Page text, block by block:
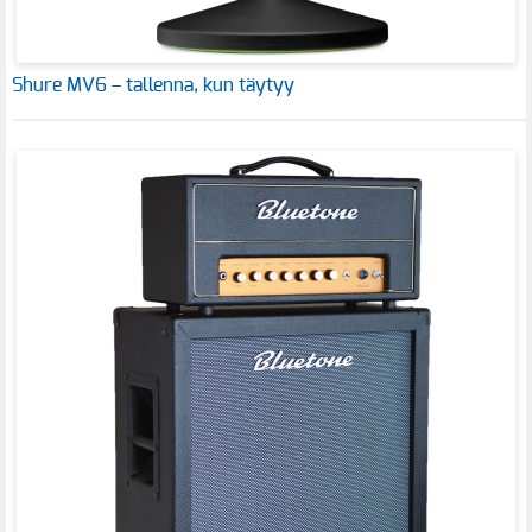
Shure MV6 – tallenna, kun täytyy